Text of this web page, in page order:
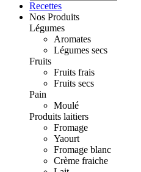
Recettes
Nos Produits
Légumes
Aromates
Légumes secs
Fruits
Fruits frais
Fruits secs
Pain
Moulé
Produits laitiers
Fromage
Yaourt
Fromage blanc
Crème fraiche